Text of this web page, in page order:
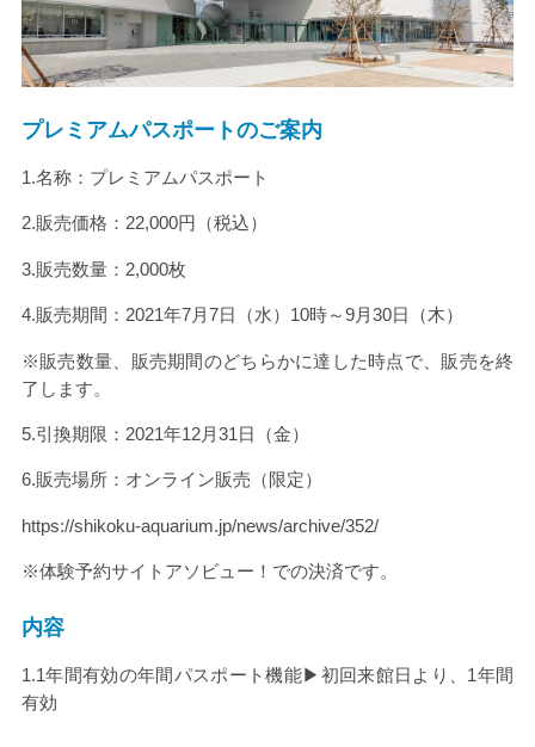
プレミアムパスポートのご案内
1.名称：プレミアムパスポート
2.販売価格：22,000円（税込）
3.販売数量：2,000枚
4.販売期間：2021年7月7日（水）10時～9月30日（木）
※販売数量、販売期間のどちらかに達した時点で、販売を終
了します。
5.引換期限：2021年12月31日（金）
6.販売場所：オンライン販売（限定）
https://shikoku-aquarium.jp/news/archive/352/
※体験予約サイトアソビュー！での決済です。
内容
1.1年間有効の年間パスポート機能▶初回来館日より、1年間
有効